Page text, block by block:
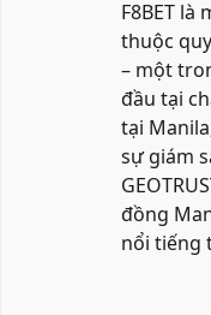
F8BET
thuộc
– một
đầu tại
tại
sự giám
đồng
nổi tiếng